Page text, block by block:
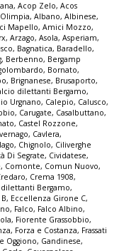
, Acop Zelo, Acos
, Albano, Albinese,
Mapello, Amici Mozzo,
, Arzago, Asola, Asperiam,
, Bagnatica, Baradello,
, Berbenno, Bergamp
, Bornato,
, Brignanese, Brusaporto,
dilettanti Bergamo,
Urgnano, Calepio, Calusco,
, Carugate, Casalbuttano,
, Castel Rozzone,
, Cavlera,
, Chignolo, Ciliverghe
Di Segrate, Cividatese,
, Comonte, Comun Nuovo,
, Crema 1908,
dilettanti Bergamo,
, Eccellenza Girone C,
, Falco, Falco Albino,
, Fiorente Grassobbio,
, Forza e Costanza, Frassati
Oggiono, Gandinese,